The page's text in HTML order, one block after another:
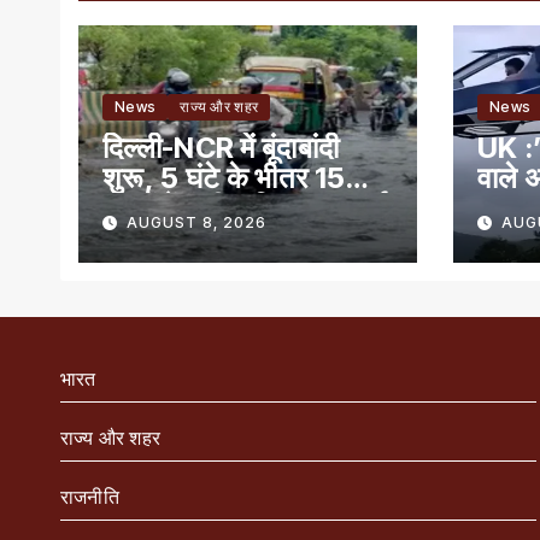
News राज्य और शहर
दिल्ली-NCR में बूंदाबांदी
शुरू, 5 घंटे के भीतर 15
राज्यों में भारी बारिश का अलर्ट
AUGUST 8, 2026
News
UK
वाले
भारत
राज्य और शहर
राजनीति